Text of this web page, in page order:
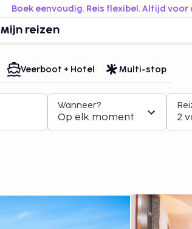
Boek eenvoudig. Reis flexibel. Altijd voor
Mijn reizen
Veerboot + Hotel Multi-stop
Wanneer?
Op elk moment 2